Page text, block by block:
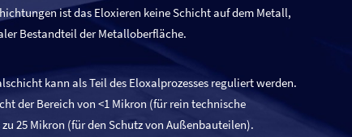
ist das Eloxieren keine Schicht auf dem Metall,
Bestandteil der Metalloberfläche.
kann als Teil des Eloxalprozesses reguliert werden.
der Bereich von <1 Mikron (für rein technische
25 Mikron (für den Schutz von Außenbauteilen).